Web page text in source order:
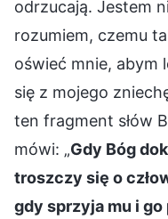
odrzucają. Jestem
rozumiem, czemu
oświeć mnie, abym
się z mojego
ten fragment słów
mówi: „Gdy Bóg
troszczy się o
gdy sprzyja mu i